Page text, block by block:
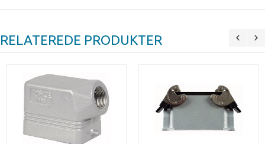
RELATEREDE PRODUKTER